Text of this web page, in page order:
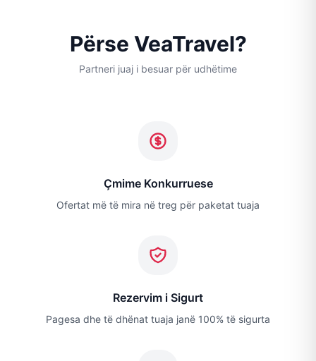
Përse VeaTravel?
Partneri juaj i besuar për udhëtime
Çmime Konkurruese
Ofertat më të mira në treg për paketat tuaja
Rezervim i Sigurt
Pagesa dhe të dhënat tuaja janë 100% të sigurta